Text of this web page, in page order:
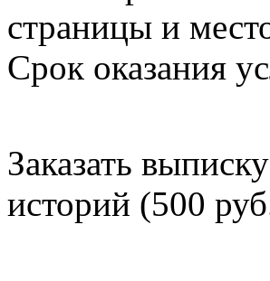
страницы и
Срок оказания
Заказать
историй (500